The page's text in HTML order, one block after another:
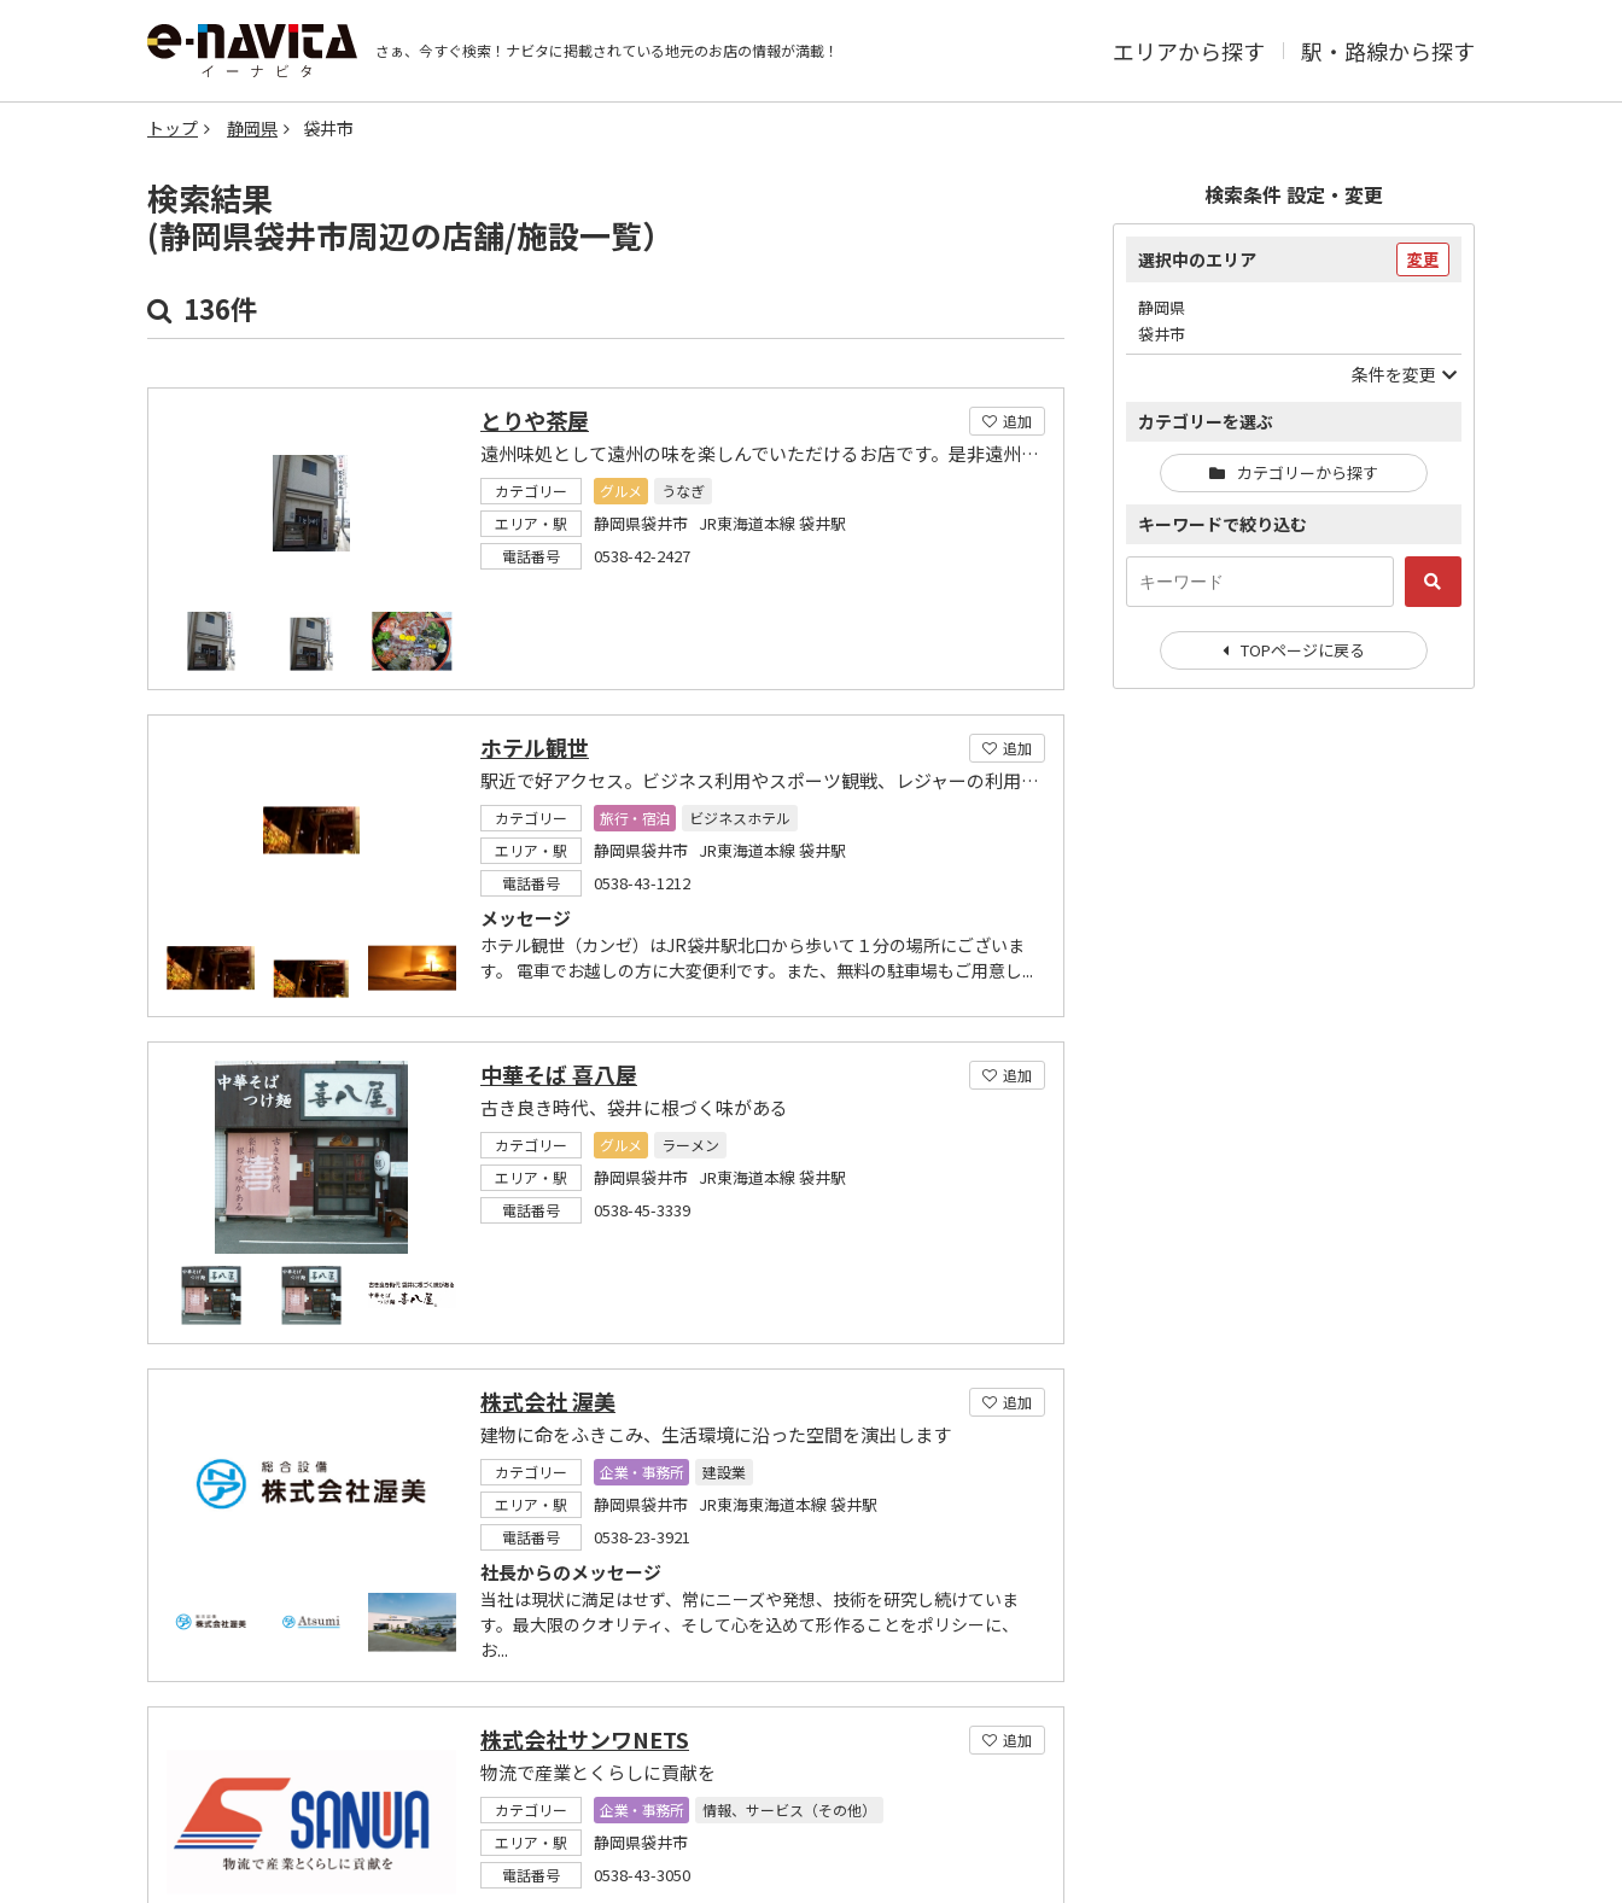
さぁ、今すぐ検索！ ナビタに掲載されている地元のお店の情報が満載！ エリアから探す 駅・路線から探す
トップ 静岡県 袋井市
検索結果
(静岡県袋井市周辺の店舗/施設一覧）
136件
追加
とりや茶屋
遠州味処として遠州の味を楽しんでいただけるお店です。是非遠州の山海の味をご賞味下さい。
カテゴリー グルメ
うなぎ
エリア・駅
静岡県袋井市 JR東海道本線 袋井駅
電話番号 0538-42-2427
追加
ホテル観世
駅近で好アクセス。ビジネス利用やスポーツ観戦、レジャーの利用に便利です。
カテゴリー 旅行・宿泊
ビジネスホテル
エリア・駅
静岡県袋井市 JR東海道本線 袋井駅
電話番号 0538-43-1212
メッセージ
ホテル観世（カンゼ）はJR袋井駅北口から歩いて１分の場所にございま
す。 電車でお越しの方に大変便利です。また、無料の駐車場もご用意し...
追加
中華そば 喜八屋
古き良き時代、袋井に根づく味がある
カテゴリー グルメ
ラーメン
エリア・駅
静岡県袋井市 JR東海道本線 袋井駅
電話番号 0538-45-3339
追加
株式会社 渥美
建物に命をふきこみ、生活環境に沿った空間を演出します
カテゴリー 企業・事務所
建設業
エリア・駅
静岡県袋井市 JR東海東海道本線 袋井駅
電話番号 0538-23-3921
社長からのメッセージ
当社は現状に満足はせず、常にニーズや発想、技術を研究し続けていま
す。最大限のクオリティ、そして心を込めて形作ることをポリシーに、
お...
追加
株式会社サンワNETS
物流で産業とくらしに貢献を
カテゴリー 企業・事務所
情報、サービス（その他）
エリア・駅
静岡県袋井市
電話番号 0538-43-3050
検索条件 設定・変更
選択中のエリア 変更
静岡県
袋井市
条件を変更
カテゴリーを選ぶ
カテゴリーから探す
キーワードで絞り込む
TOPページに戻る